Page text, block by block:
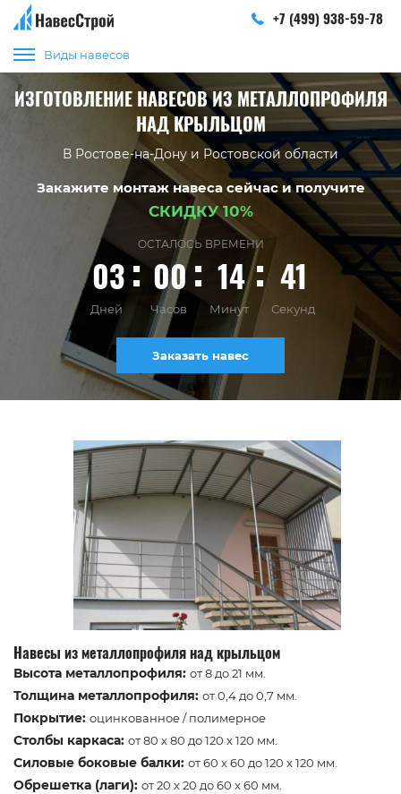
+7 (499) 938-59-78
Виды навесов
ИЗГОТОВЛЕНИЕ НАВЕСОВ ИЗ МЕТАЛЛОПРОФИЛЯ
НАД КРЫЛЬЦОМ
В Ростове-на-Дону и Ростовской области
Закажите монтаж навеса сейчас и получите
СКИДКУ 10%
ОСТАЛОСЬ ВРЕМЕНИ
03 00 14 40
Дней Часов Минут Секунд
Заказать навес
Навесы из металлопрофиля над крыльцом
Высота металлопрофиля: от 8 до 21 мм.
Толщина металлопрофиля: от 0,4 до 0,7 мм.
Покрытие: оцинкованное / полимерное
Столбы каркаса: от 80 x 80 до 120 x 120 мм.
Силовые боковые балки: от 60 x 60 до 120 x 120 мм.
Обрешетка (лаги): от 20 x 20 до 60 x 60 мм.